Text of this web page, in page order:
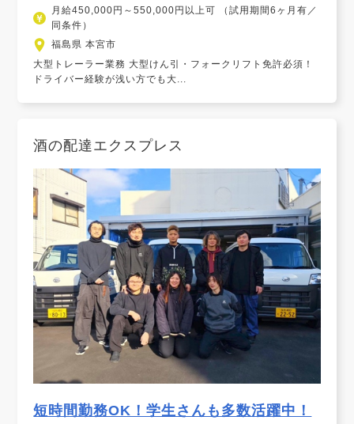
月給450,000円～550,000円以上可 （試用期間6ヶ月有／
同条件）
福島県 本宮市
大型トレーラー業務 大型けん引・フォークリフト免許必須！
ドライバー経験が浅い方でも大...
酒の配達エクスプレス
短時間勤務OK！学生さんも多数活躍中！